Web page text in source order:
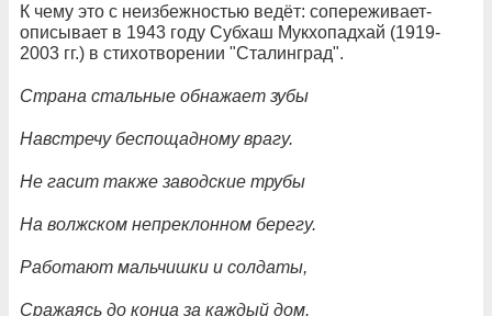
К чему это с неизбежностью ведёт: сопереживает-
описывает в 1943 году Субхаш Мукхопадхай (1919-
2003 гг.) в стихотворении "Сталинград".
Страна стальные обнажает зубы
Навстречу беспощадному врагу.
Не гасит также заводские трубы
На волжском непреклонном берегу.
Работают мальчишки и солдаты,
Сражаясь до конца за каждый дом.